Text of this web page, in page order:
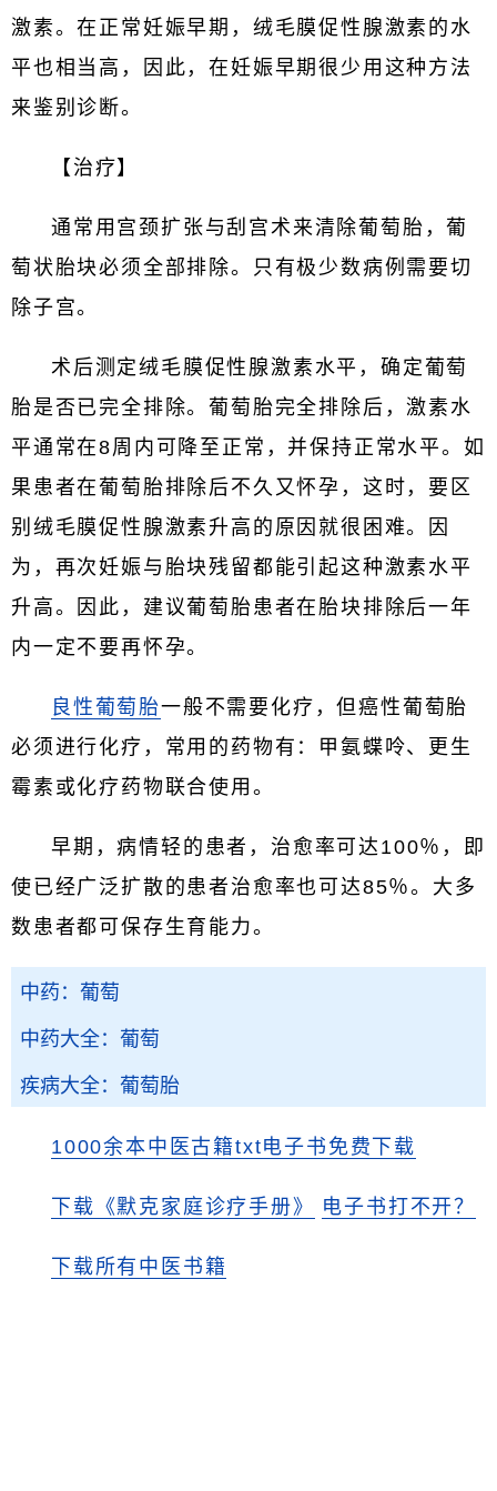
激素。在正常妊娠早期，绒毛膜促性腺激素的水
平也相当高，因此，在妊娠早期很少用这种方法
来鉴别诊断。
【治疗】
通常用宫颈扩张与刮宫术来清除葡萄胎，葡
萄状胎块必须全部排除。只有极少数病例需要切
除子宫。
术后测定绒毛膜促性腺激素水平，确定葡萄
胎是否已完全排除。葡萄胎完全排除后，激素水
平通常在8周内可降至正常，并保持正常水平。如
果患者在葡萄胎排除后不久又怀孕，这时，要区
别绒毛膜促性腺激素升高的原因就很困难。因
为，再次妊娠与胎块残留都能引起这种激素水平
升高。因此，建议葡萄胎患者在胎块排除后一年
内一定不要再怀孕。
良性葡萄胎一般不需要化疗，但癌性葡萄胎
必须进行化疗，常用的药物有：甲氨蝶呤、更生
霉素或化疗药物联合使用。
早期，病情轻的患者，治愈率可达100％，即
使已经广泛扩散的患者治愈率也可达85％。大多
数患者都可保存生育能力。
中药：葡萄
中药大全：葡萄
疾病大全：葡萄胎
1000余本中医古籍txt电子书免费下载
下载《默克家庭诊疗手册》 电子书打不开？
下载所有中医书籍